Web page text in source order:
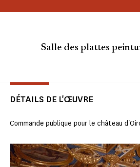
Salle des plattes
DÉTAILS DE L'ŒUVRE
Commande publique pour le château